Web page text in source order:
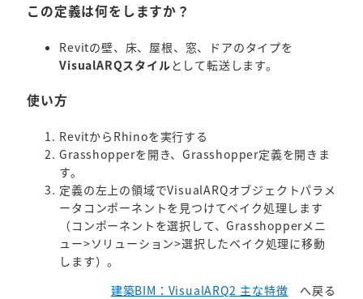
この定義は何をしますか？
Revitの壁、床、屋根、窓、ドアのタイプを
VisualARQスタイル として転送します。
使い方
RevitからRhinoを実行する
Grasshopperを開き、Grasshopper定義を開きま
す。
定義の左上の領域でVisualARQオブジェクトパラメ
ータコンポーネントを見つけてベイク処理します
（コンポーネントを選択して、Grasshopperメニ
ュー>ソリューション>選択したベイク処理に移動
します）。
建築BIM：VisualARQ2 主な特徴 へ戻る